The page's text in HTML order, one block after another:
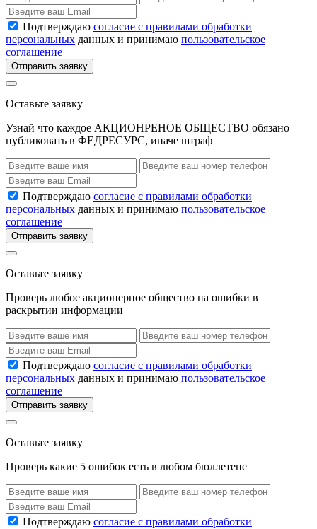
Подтверждаю согласие с правилами обработки
персональных данных и принимаю пользовательское
соглашение
Отправить заявку
Оставьте заявку
Узнай что каждое АКЦИОНРЕНОЕ ОБЩЕСТВО обязано
публиковать в ФЕДРЕСУРС, иначе штраф
Подтверждаю согласие с правилами обработки
персональных данных и принимаю пользовательское
соглашение
Отправить заявку
Оставьте заявку
Проверь любое акционерное общество на ошибки в
раскрытии информации
Подтверждаю согласие с правилами обработки
персональных данных и принимаю пользовательское
соглашение
Отправить заявку
Оставьте заявку
Проверь какие 5 ошибок есть в любом бюллетене
Подтверждаю согласие с правилами обработки